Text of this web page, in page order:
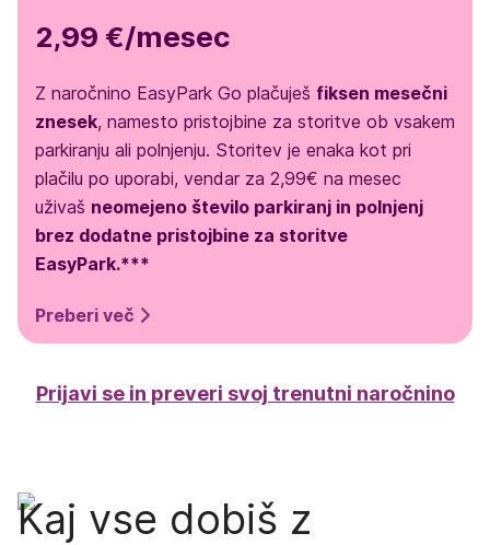
2,99 €/mesec
Z naročnino EasyPark Go plačuješ fiksen mesečni
znesek, namesto pristojbine za storitve ob vsakem
parkiranju ali polnjenju. Storitev je enaka kot pri
plačilu po uporabi, vendar za 2,99€ na mesec
uživaš neomejeno število parkiranj in polnjenj
brez dodatne pristojbine za storitve
EasyPark.***
Preberi več
Prijavi se in preveri svoj trenutni naročnino
Kaj vse dobiš z